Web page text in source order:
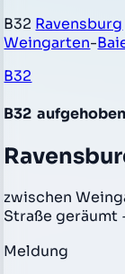
B32 Ravensburg
Weingarten-
B32
B32 aufgehoben
zwischen
Straße geräumt
Meldung